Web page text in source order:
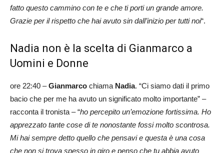
fatto questo cammino con te e che ti porti un grande amore.
Grazie per il rispetto che hai avuto sin dall’inizio per tutti noi“.
Nadia non è la scelta di Gianmarco a
Uomini e Donne
ore 22:40 –Gianmarco chiama Nadia. “Ci siamo dati il primo
bacio che per me ha avuto un significato molto importante” –
racconta il tronista – “ho percepito un’emozione fortissima. Ho
apprezzato tante cose di te nonostante fossi molto scontrosa.
Mi hai sempre detto quello che pensavi e questa è una cosa
che non si trova spesso in giro e penso che tu abbia avuto